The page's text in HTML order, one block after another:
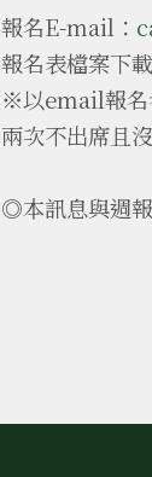
報名E-mail：
報名表檔案下載
※以email報名
兩次不出席且
◎本訊息與週